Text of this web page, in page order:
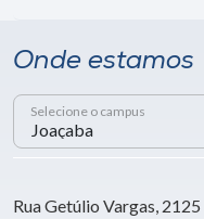
Onde estamos
Selecione o campus
Rua Getúlio Vargas,